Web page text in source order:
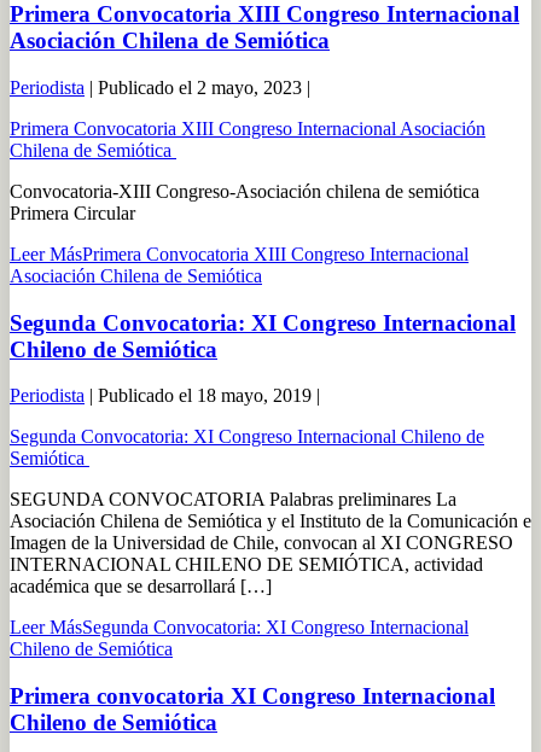
Primera Convocatoria XIII Congreso Internacional
Asociación Chilena de Semiótica
Periodista | Publicado el 2 mayo, 2023 |
Primera Convocatoria XIII Congreso Internacional Asociación
Chilena de Semiótica
Convocatoria-XIII Congreso-Asociación chilena de semiótica
Primera Circular
Leer MásPrimera Convocatoria XIII Congreso Internacional
Asociación Chilena de Semiótica
Segunda Convocatoria: XI Congreso Internacional
Chileno de Semiótica
Periodista Publicado el 18 mayo, 2019
Segunda Convocatoria: XI Congreso Internacional Chileno de
Semiótica
SEGUNDA CONVOCATORIA Palabras preliminares La
Asociación Chilena de Semiótica y el Instituto de la Comunicación e
Imagen de la Universidad de Chile, convocan al XI CONGRESO
INTERNACIONAL CHILENO DE SEMIÓTICA, actividad
académica que se desarrollará […]
Leer MásSegunda Convocatoria: XI Congreso Internacional
Chileno de Semiótica
Primera convocatoria XI Congreso Internacional
Chileno de Semiótica